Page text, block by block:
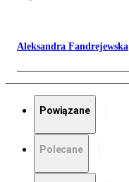
Aleksandra Fandrejewska
Powiązane
Polecane